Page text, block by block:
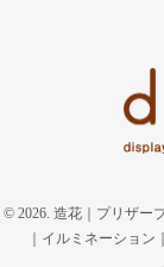
© 2026. 造花｜プリザー
｜イルミネーション